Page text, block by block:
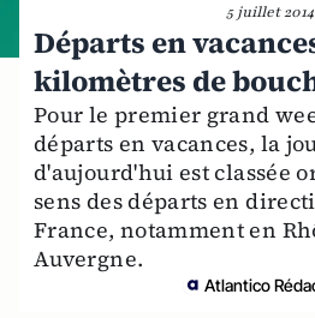
5 juillet 2014
Départs en
kilomètres de
Pour le premier grand
départs en vacances, la
d'aujourd'hui est classée
sens des départs en
France, notamment en
Auvergne.
Atlantico